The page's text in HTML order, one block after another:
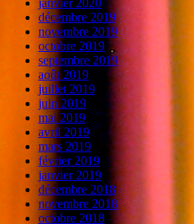
janvier 2020
décembre 2019
novembre 2019
octobre 2019
septembre 2019
août 2019
juillet 2019
juin 2019
mai 2019
avril 2019
mars 2019
février 2019
janvier 2019
décembre 2018
novembre 2018
octobre 2018